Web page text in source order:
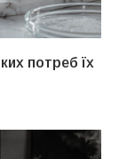
потреб їх